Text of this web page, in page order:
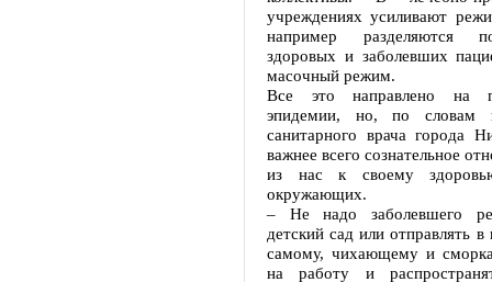
учреждениях усиливают
например разделяются
здоровых и заболевших
масочный режим.
Все это направлено на
эпидемии, но, по словам
санитарного врача города
важнее всего сознательное
из нас к своему
окружающих.
– Не надо заболевшего
детский сад или отправлять
самому, чихающему и
на работу и